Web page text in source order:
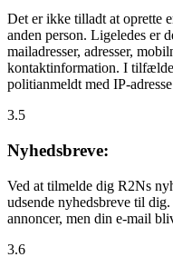
Det er ikke tilladt at oprette
anden person. Ligeledes er
mailadresser, adresser,
kontaktinformation. I
politianmeldt med IP-
3.5
Nyhedsbreve:
Ved at tilmelde dig R2Ns
udsende nyhedsbreve til
annoncer, men din e-mail
3.6